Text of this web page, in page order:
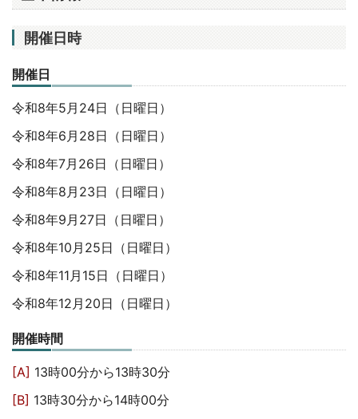
開催日時
開催日
令和8年5月24日（日曜日）
令和8年6月28日（日曜日）
令和8年7月26日（日曜日）
令和8年8月23日（日曜日）
令和8年9月27日（日曜日）
令和8年10月25日（日曜日）
令和8年11月15日（日曜日）
令和8年12月20日（日曜日）
開催時間
[A] 13時00分から13時30分
[B] 13時30分から14時00分